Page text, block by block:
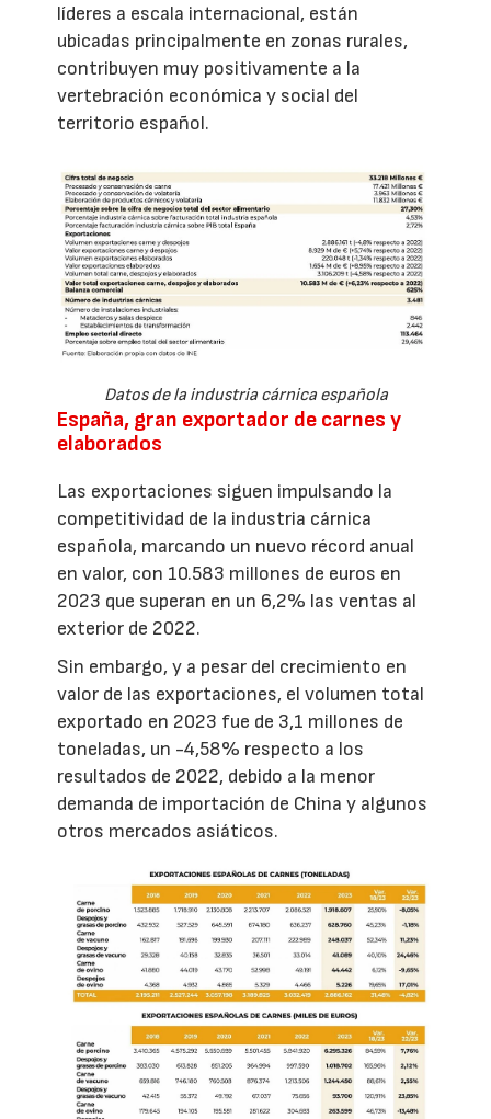
líderes a escala internacional, están
ubicadas principalmente en zonas rurales,
contribuyen muy positivamente a la
vertebración económica y social del
territorio español.
Datos de la industria cárnica española
España, gran exportador de carnes y
elaborados
Las exportaciones siguen impulsando la
competitividad de la industria cárnica
española, marcando un nuevo récord anual
en valor, con 10.583 millones de euros en
2023 que superan en un 6,2% las ventas al
exterior de 2022.
Sin embargo, y a pesar del crecimiento en
valor de las exportaciones, el volumen total
exportado en 2023 fue de 3,1 millones de
toneladas, un -4,58% respecto a los
resultados de 2022, debido a la menor
demanda de importación de China y algunos
otros mercados asiáticos.